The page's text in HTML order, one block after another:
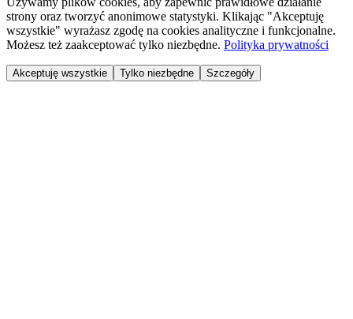
strony oraz tworzyć anonimowe statystyki. Klikając "Akceptuję
wszystkie" wyrażasz zgodę na cookies analityczne i funkcjonalne.
Możesz też zaakceptować tylko niezbędne. Polityka prywatności
Akceptuję wszystkie Tylko niezbędne Szczegóły